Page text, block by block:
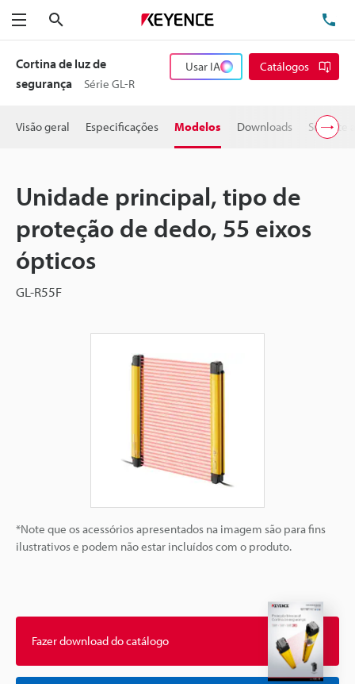
Menu
Cortina de luz de
segurança
Série GL-R
Usar IA Catálogos
Visão geral Especificações Modelos Downloads Suporte
Unidade principal, tipo de
proteção de dedo, 55 eixos
ópticos
GL-R55F
*Note que os acessórios apresentados na imagem são para fins
ilustrativos e podem não estar incluídos com o produto.
Fazer download do catálogo